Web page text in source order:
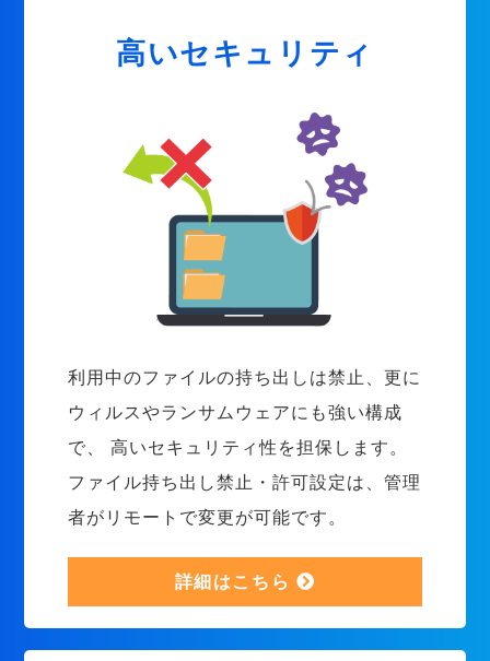
高いセキュリティ
利用中のファイルの持ち出しは禁止、更に
ウィルスやランサムウェアにも強い構成
で、 高いセキュリティ性を担保します。
ファイル持ち出し禁止・許可設定は、管理
者がリモートで変更が可能です。
詳細はこちら